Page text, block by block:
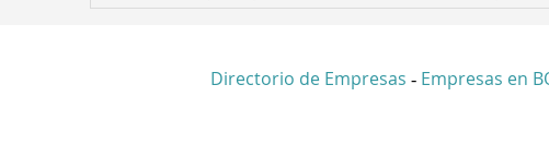
Directorio de Empresas - Empresas en